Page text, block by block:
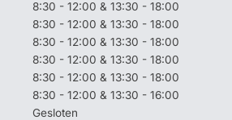
8:30 - 12:00 & 13:30 - 18:00
8:30 - 12:00 & 13:30 - 18:00
8:30 - 12:00 & 13:30 - 18:00
8:30 - 12:00 & 13:30 - 18:00
8:30 - 12:00 & 13:30 - 18:00
8:30 - 12:00 & 13:30 - 16:00
Gesloten